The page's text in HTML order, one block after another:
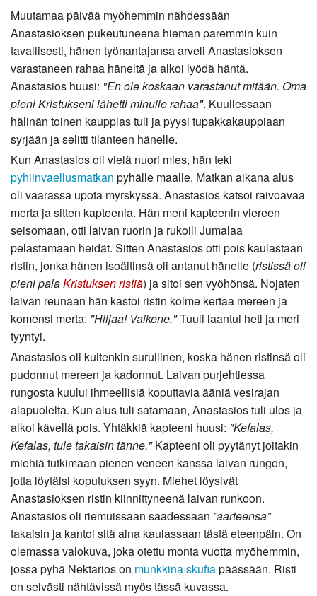
Muutamaa päivää myöhemmin nähdessään
Anastasioksen pukeutuneena hieman paremmin kuin
tavallisesti, hänen työnantajansa arveli Anastasioksen
varastaneen rahaa häneltä ja alkoi lyödä häntä.
Anastasios huusi: "En ole koskaan varastanut mitään. Oma
pieni Kristukseni lähetti minulle rahaa". Kuullessaan
hälinän toinen kauppias tuli ja pyysi tupakkakauppiaan
syrjään ja selitti tilanteen hänelle.
Kun Anastasios oli vielä nuori mies, hän teki
pyhiinvaellusmatkan pyhälle maalle. Matkan aikana alus
oli vaarassa upota myrskyssä. Anastasios katsoi raivoavaa
merta ja sitten kapteenia. Hän meni kapteenin viereen
seisomaan, otti laivan ruorin ja rukoili Jumalaa
pelastamaan heidät. Sitten Anastasios otti pois kaulastaan
ristin, jonka hänen isoäitinsä oli antanut hänelle (ristissä oli
pieni palaKristuksen ristiä) ja sitoi sen vyöhönsä. Nojaten
laivan reunaan hän kastoi ristin kolme kertaa mereen ja
komensi merta: "Hiljaa! Vaikene."Tuuli laantui heti ja meri
tyyntyi.
Anastasios oli kuitenkin surullinen, koska hänen ristinsä oli
pudonnut mereen ja kadonnut. Laivan purjehtiessa
rungosta kuului ihmeellisiä koputtavia ääniä vesirajan
alapuolelta. Kun alus tuli satamaan, Anastasios tuli ulos ja
alkoi kävellä pois. Yhtäkkiä kapteeni huusi: "Kefalas,
Kefalas, tule takaisin tänne."Kapteeni oli pyytänyt joitakin
miehiä tutkimaan pienen veneen kanssa laivan rungon,
jotta löytäisi koputuksen syyn. Miehet löysivät
Anastasioksen ristin kiinnittyneenä laivan runkoon.
Anastasios oli riemuissaan saadessaan ”aarteensa”
takaisin ja kantoi sitä aina kaulassaan tästä eteenpäin. On
olemassa valokuva, joka otettu monta vuotta myöhemmin,
jossa pyhä Nektarios on munkkinaskufiapäässään. Risti
on selvästi nähtävissä myös tässä kuvassa.